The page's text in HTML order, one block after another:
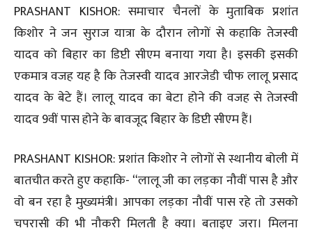
PRASHANT KISHOR: समाचार चैनलों के मुताबिक प्रशांत
किशोर ने जन सुराज यात्रा के दौरान लोगों से कहाकि तेजस्वी
यादव को बिहार का डिप्टी सीएम बनाया गया है। इसकी इसकी
एकमात्र वजह यह है कि तेजस्वी यादव आरजेडी चीफ लालू प्रसाद
यादव के बेटे हैं। लालू यादव का बेटा होने की वजह से तेजस्वी
यादव 9वीं पास होने के बावजूद बिहार के डिप्टी सीएम हैं।
PRASHANT KISHOR: प्रशांत किशोर ने लोगों से स्थानीय बोली में
बातचीत करते हुए कहाकि- “लालू जी का लड़का नौवीं पास है और
वो बन रहा है मुख्यमंत्री। आपका लड़का नौवीं पास रहे तो उसको
चपरासी की भी नौकरी मिलती है क्या। बताइए जरा। मिलना